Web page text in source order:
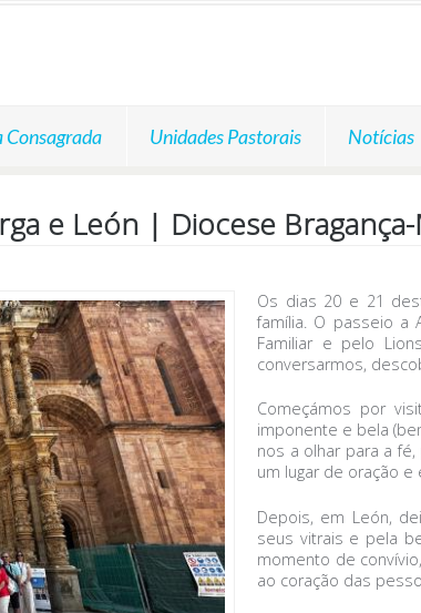
Consagrada Unidades Pastorais Notícias
e León | Diocese
Os dias 20 e 21
família. O passeio a
Familiar e pelo
conversarmos,
Começámos por
imponente e bela
nos a olhar para a
um lugar de oração e
Depois, em León,
seus vitrais e pela
momento de
ao coração das